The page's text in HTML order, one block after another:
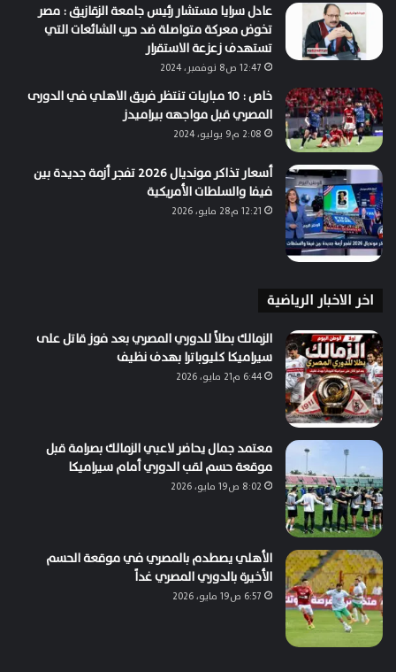
عادل سرايا مستشار رئيس جامعة الزقازيق : مصر
تخوض معركة متواصلة ضد حرب الشائعات التي
تستهدف زعزعة الاستقرار
12:47 ص8 نوفمبر، 2024
خاص : 10 مباريات تنتظر فريق الاهلي في الدورى
المصري قبل مواجهه بيراميدز
2:08 م9 يوليو، 2024
أسعار تذاكر مونديال 2026 تفجر أزمة جديدة بين
فيفا والسلطات الأمريكية
12:21 م28 مايو، 2026
اخر الاخبار الرياضية
الزمالك بطلاً للدوري المصري بعد فوز قاتل على
سيراميكا كليوباترا بهدف نظيف
6:44 م21 مايو، 2026
معتمد جمال يحاضر لاعبي الزمالك بصرامة قبل
موقعة حسم لقب الدوري أمام سيراميكا
8:02 ص19 مايو، 2026
الأهلي يصطدم بالمصري في موقعة الحسم
الأخيرة بالدوري المصري غداً
6:57 ص19 مايو، 2026